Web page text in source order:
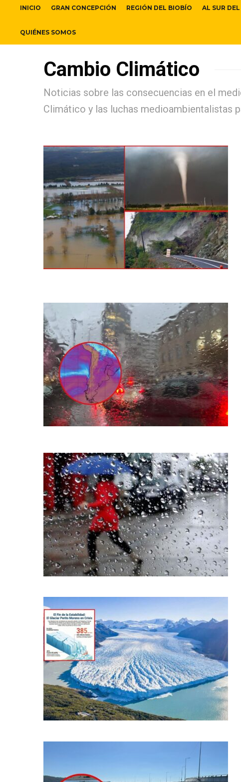
INICIO GRAN CONCEPCIÓN REGIÓN DEL BIOBÍO AL SUR
QUIÉNES SOMOS
Cambio Climático
Noticias sobre las consecuencias en el
Climático y las luchas medioambientalistas